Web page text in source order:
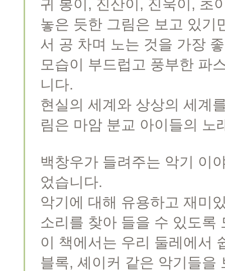
귀 봉이, 진산이, 진욱이, 초
놓은 듯한 그림은 보고 있기
서 공 차며 노는 것을 가장
모습이 부드럽고 풍부한 파
니다.
현실의 세계와 상상의 세계
림은 마암 분교 아이들의 노
백창우가 들려주는 악기 이
었습니다.
악기에 대해 유용하고 재미
소리를 찾아 들을 수 있도록
이 책에서는 우리 둘레에서
블록, 셰이커 같은 악기들을